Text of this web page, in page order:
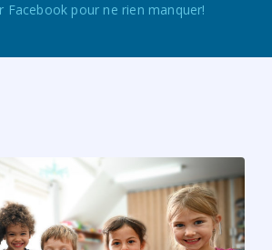
Facebook pour ne rien manquer!